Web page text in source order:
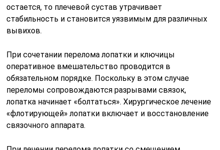
остается, то плечевой сустав утрачивает
стабильность и становится уязвимым для различных
вывихов.
При сочетании перелома лопатки и ключицы
оперативное вмешательство проводится в
обязательном порядке. Поскольку в этом случае
переломы сопровождаются разрывами связок,
лопатка начинает «болтаться». Хирургическое лечение
«флотирующей» лопатки включает и восстановление
связочного аппарата.